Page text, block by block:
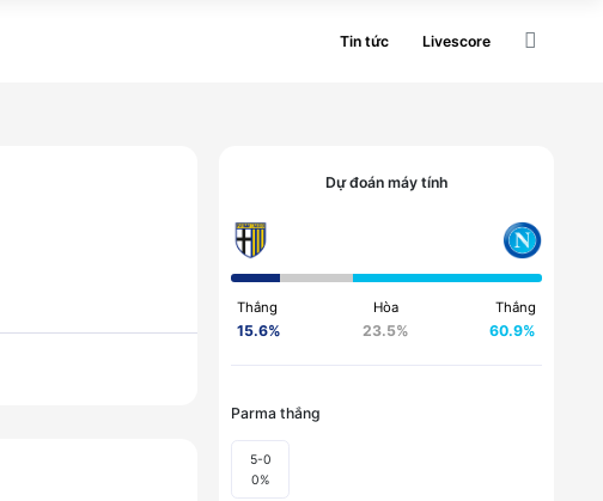
Tin tức Livescore
Dự đoán máy tính
Thắng
15.6%
Hòa
23.5%
Thắng
60.9%
Parma thắng
5-0
0%